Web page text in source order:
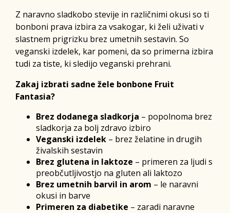
Z naravno sladkobo stevije in različnimi okusi so ti
bonboni prava izbira za vsakogar, ki želi uživati v
slastnem prigrizku brez umetnih sestavin. So
veganski izdelek, kar pomeni, da so primerna izbira
tudi za tiste, ki sledijo veganski prehrani.
Zakaj izbrati sadne žele bonbone Fruit
Fantasia?
Brez dodanega sladkorja – popolnoma brez
sladkorja za bolj zdravo izbiro
Veganski izdelek – brez želatine in drugih
živalskih sestavin
Brez glutena in laktoze – primeren za ljudi s
preobčutljivostjo na gluten ali laktozo
Brez umetnih barvil in arom – le naravni
okusi in barve
Primeren za diabetike – zaradi naravne